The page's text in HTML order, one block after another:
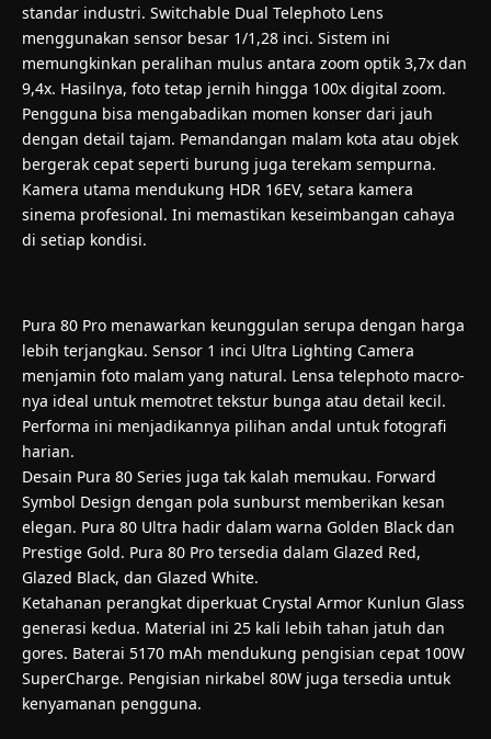
standar industri. Switchable Dual Telephoto Lens
menggunakan sensor besar 1/1,28 inci. Sistem ini
memungkinkan peralihan mulus antara zoom optik 3,7x dan
9,4x. Hasilnya, foto tetap jernih hingga 100x digital zoom.
Pengguna bisa mengabadikan momen konser dari jauh
dengan detail tajam. Pemandangan malam kota atau objek
bergerak cepat seperti burung juga terekam sempurna.
Kamera utama mendukung HDR 16EV, setara kamera
sinema profesional. Ini memastikan keseimbangan cahaya
di setiap kondisi.
Pura 80 Pro menawarkan keunggulan serupa dengan harga
lebih terjangkau. Sensor 1 inci Ultra Lighting Camera
menjamin foto malam yang natural. Lensa telephoto macro-
nya ideal untuk memotret tekstur bunga atau detail kecil.
Performa ini menjadikannya pilihan andal untuk fotografi
harian.
Desain Pura 80 Series juga tak kalah memukau. Forward
Symbol Design dengan pola sunburst memberikan kesan
elegan. Pura 80 Ultra hadir dalam warna Golden Black dan
Prestige Gold. Pura 80 Pro tersedia dalam Glazed Red,
Glazed Black, dan Glazed White.
Ketahanan perangkat diperkuat Crystal Armor Kunlun Glass
generasi kedua. Material ini 25 kali lebih tahan jatuh dan
gores. Baterai 5170 mAh mendukung pengisian cepat 100W
SuperCharge. Pengisian nirkabel 80W juga tersedia untuk
kenyamanan pengguna.